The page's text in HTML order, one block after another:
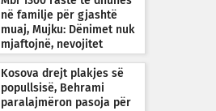
në familje për gjashtë
muaj, Mujku: Dënimet nuk
mjaftojnë, nevojitet
Kosova drejt plakjes së
popullsisë, Behrami
paralajmëron pasoja për